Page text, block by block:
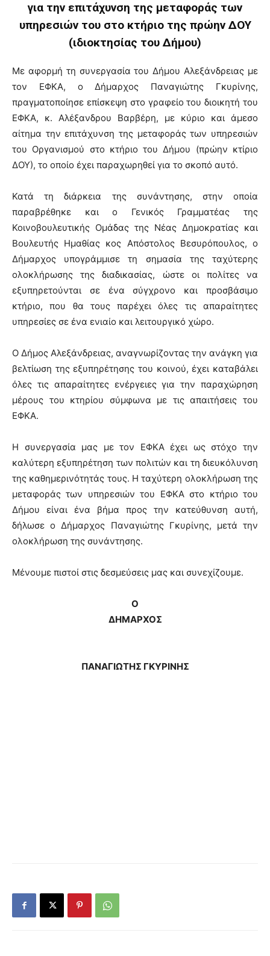
για την επιτάχυνση της μεταφοράς των
υπηρεσιών του στο κτήριο της πρώην ΔΟΥ
(ιδιοκτησίας του Δήμου)
Με αφορμή τη συνεργασία του Δήμου Αλεξάνδρειας με
τον ΕΦΚΑ, ο Δήμαρχος Παναγιώτης Γκυρίνης,
πραγματοποίησε επίσκεψη στο γραφείο του διοικητή του
ΕΦΚΑ, κ. Αλέξανδρου Βαρβέρη, με κύριο και άμεσο
αίτημα την επιτάχυνση της μεταφοράς των υπηρεσιών
του Οργανισμού στο κτήριο του Δήμου (πρώην κτίριο
ΔΟΥ), το οποίο έχει παραχωρηθεί για το σκοπό αυτό.
Κατά τη διάρκεια της συνάντησης, στην οποία
παραβρέθηκε και ο Γενικός Γραμματέας της
Κοινοβουλευτικής Ομάδας της Νέας Δημοκρατίας και
Βουλευτής Ημαθίας κος Απόστολος Βεσυρόπουλος, ο
Δήμαρχος υπογράμμισε τη σημασία της ταχύτερης
ολοκλήρωσης της διαδικασίας, ώστε οι πολίτες να
εξυπηρετούνται σε ένα σύγχρονο και προσβάσιμο
κτήριο, που θα τους παρέχει όλες τις απαραίτητες
υπηρεσίες σε ένα ενιαίο και λειτουργικό χώρο.
Ο Δήμος Αλεξάνδρειας, αναγνωρίζοντας την ανάγκη για
βελτίωση της εξυπηρέτησης του κοινού, έχει καταβάλει
όλες τις απαραίτητες ενέργειες για την παραχώρηση
μέρους του κτηρίου σύμφωνα με τις απαιτήσεις του
ΕΦΚΑ.
Η συνεργασία μας με τον ΕΦΚΑ έχει ως στόχο την
καλύτερη εξυπηρέτηση των πολιτών και τη διευκόλυνση
της καθημερινότητάς τους. Η ταχύτερη ολοκλήρωση της
μεταφοράς των υπηρεσιών του ΕΦΚΑ στο κτήριο του
Δήμου είναι ένα βήμα προς την κατεύθυνση αυτή,
δήλωσε ο Δήμαρχος Παναγιώτης Γκυρίνης, μετά την
ολοκλήρωση της συνάντησης.
Μένουμε πιστοί στις δεσμεύσεις μας και συνεχίζουμε.
Ο
ΔΗΜΑΡΧΟΣ
ΠΑΝΑΓΙΩΤΗΣ ΓΚΥΡΙΝΗΣ